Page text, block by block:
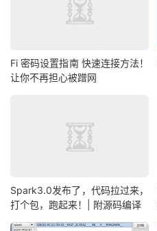
Fi 密码设置指南 快速连接方法！
让你不再担心被蹭网
Spark3.0发布了，代码拉过来，
打个包，跑起来！| 附源码编译